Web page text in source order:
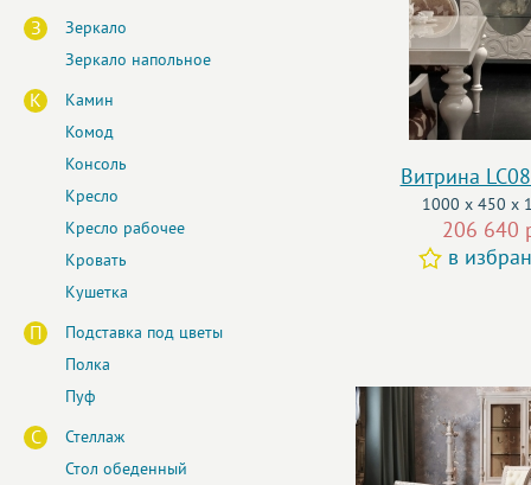
З
Зеркало
Зеркало напольное
К
Камин
Комод
Консоль
Кресло
Кресло рабочее
Кровать
Кушетка
П
Подставка под цветы
Полка
Пуф
С
Стеллаж
Стол обеденный
Витрина
1000 x 450 x
206 640
в